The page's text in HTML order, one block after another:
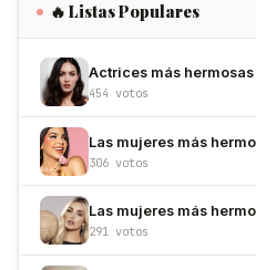
🔥 Listas Populares
Actrices más
454 votos
Las mujeres más
306 votos
Las mujeres más
291 votos